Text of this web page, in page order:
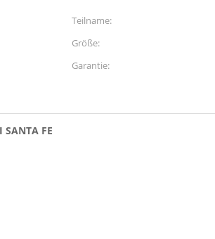
Teilname:
Größe:
Garantie:
FE